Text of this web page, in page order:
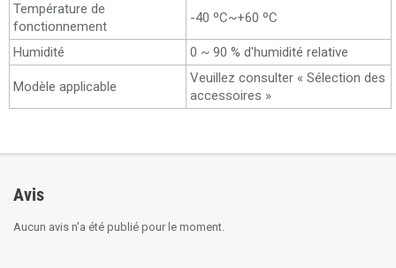
Température de
fonctionnement
-40 ºC~+60 ºC
Humidité 0 ~ 90 % d'humidité relative
Modèle applicable
Veuillez consulter « Sélection des
accessoires »
Avis
Aucun avis n'a été publié pour le moment.